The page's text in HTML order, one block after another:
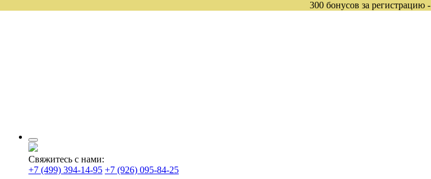
Свяжитесь с нами:
+7 (499) 394-14-95 +7 (926) 095-84-25
300 бонусов за регистрацию -